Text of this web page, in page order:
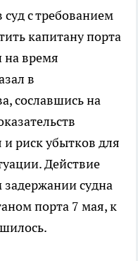
с требованием
капитану порта
на время
в
сославшись на
риск убытков для
Действие
судна
порта 7 мая, к